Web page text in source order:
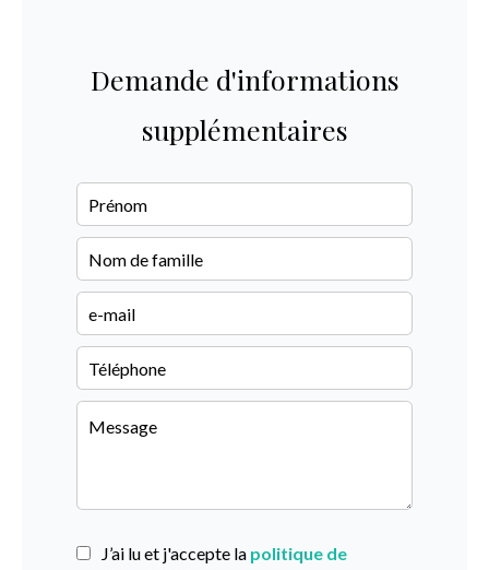
Demande d'informations
supplémentaires
J’ai lu et j'accepte la politique de